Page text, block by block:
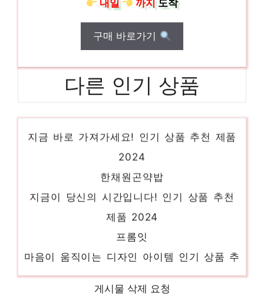
내일
까지도착
구매 바로가기
다른 인기 상품
뉴트리디데이단백질쉐이크14포해피믹스
2024
지금이 당신의 시간입니다! 인기 상품 추천
제품 2024
프롬잇
마음이 움직이는 디자인 아이템 인기 상품 추
천 제품 2024
단백질파우더프로케어단백질쉐이크
게시물 삭제 요청